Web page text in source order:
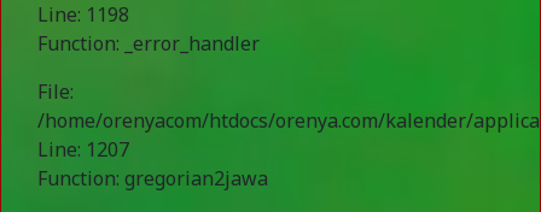
Line: 1198
Function: _error_handler
File:
/home/orenyacom/htdocs/orenya.com/kalender/
Line: 1207
Function: gregorian2jawa